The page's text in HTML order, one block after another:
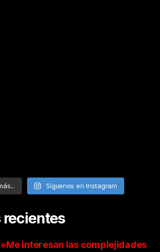
Síguenos en Instagram
recientes
interesan las complejidades